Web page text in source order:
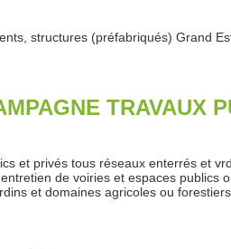
structures (préfabriqués) Grand
TRAVAUX
et privés tous réseaux enterrés et
de voiries et espaces publics
et domaines agricoles ou